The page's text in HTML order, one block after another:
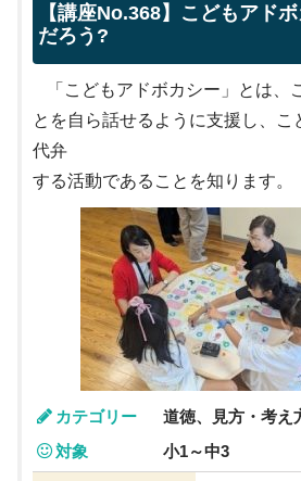
【講座No.368】こどもアド
だろう?
「こどもアドボカシー」とは、
とを自ら話せるように支援し、こ
代弁
する活動であることを知ります。
カテゴリー
道徳、見方・考え
対象
小1～中3